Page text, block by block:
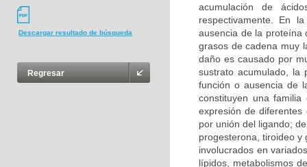
Descargar resultado de búsqueda
Regresar
acumulación de
respectivamente. En
ausencia de la proteína
grasos de cadena muy
daño es causado por
sustrato acumulado, la
función o ausencia de
constituyen una
expresión de
por unión del ligando;
progesterona, tiroideo y
involucrados en
lípidos, metabolismos